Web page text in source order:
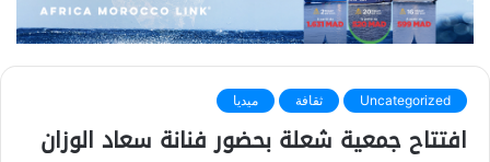
Uncategorized ثقافة ميديا
افتتاح جمعية شعلة بحضور فنانة سعاد الوزان